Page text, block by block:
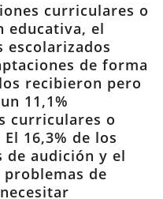
curriculares o
educativa, el
escolarizados
de forma
recibieron pero
11,1%
curriculares o
16,3% de los
de audición y el
problemas de